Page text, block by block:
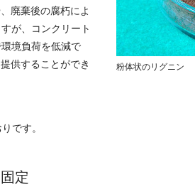
廃棄後の腐朽によ
が、コンクリート
境負荷を低減で
供することができ
粉体状のリグニン
です。
定